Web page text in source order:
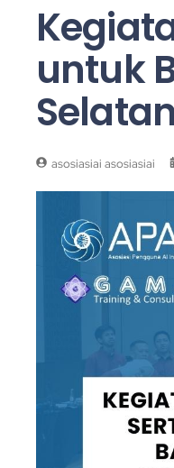
untuk
Selatan
asosiasiai asosiasiai